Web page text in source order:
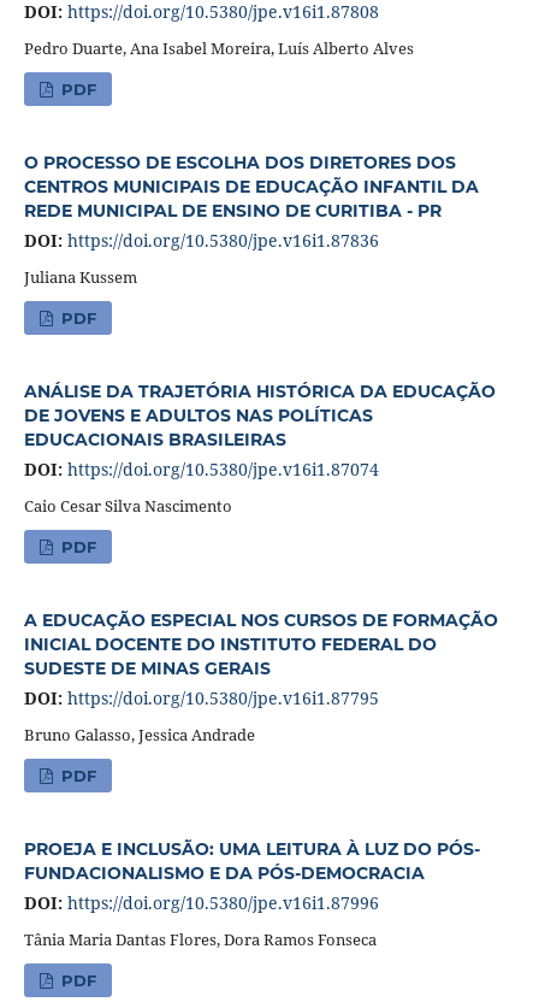
DOI: https://doi.org/10.5380/jpe.v16i1.87808
Pedro Duarte, Ana Isabel Moreira, Luís Alberto Alves
PDF
O PROCESSO DE ESCOLHA DOS DIRETORES DOS
CENTROS MUNICIPAIS DE EDUCAÇÃO INFANTIL DA
REDE MUNICIPAL DE ENSINO DE CURITIBA - PR
DOI: https://doi.org/10.5380/jpe.v16i1.87836
Juliana Kussem
PDF
ANÁLISE DA TRAJETÓRIA HISTÓRICA DA EDUCAÇÃO
DE JOVENS E ADULTOS NAS POLÍTICAS
EDUCACIONAIS BRASILEIRAS
DOI: https://doi.org/10.5380/jpe.v16i1.87074
Caio Cesar Silva Nascimento
PDF
A EDUCAÇÃO ESPECIAL NOS CURSOS DE FORMAÇÃO
INICIAL DOCENTE DO INSTITUTO FEDERAL DO
SUDESTE DE MINAS GERAIS
DOI: https://doi.org/10.5380/jpe.v16i1.87795
Bruno Galasso, Jessica Andrade
PDF
PROEJA E INCLUSÃO: UMA LEITURA À LUZ DO PÓS-
FUNDACIONALISMO E DA PÓS-DEMOCRACIA
DOI: https://doi.org/10.5380/jpe.v16i1.87996
Tânia Maria Dantas Flores, Dora Ramos Fonseca
PDF